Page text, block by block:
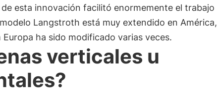
esta innovación facilitó enormemente el trabajo
Langstroth está muy extendido en América,
Europa ha sido modificado varias veces.
verticales u